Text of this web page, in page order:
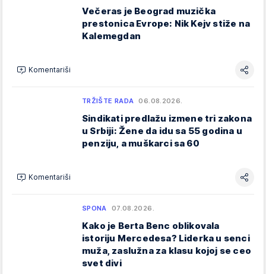
Večeras je Beograd muzička
prestonica Evrope: Nik Kejv stiže na
Kalemegdan
Komentariši
TRŽIŠTE RADA 06.08.2026.
Sindikati predlažu izmene tri zakona
u Srbiji: Žene da idu sa 55 godina u
penziju, a muškarci sa 60
Komentariši
SPONA 07.08.2026.
Kako je Berta Benc oblikovala
istoriju Mercedesa? Liderka u senci
muža, zaslužna za klasu kojoj se ceo
svet divi